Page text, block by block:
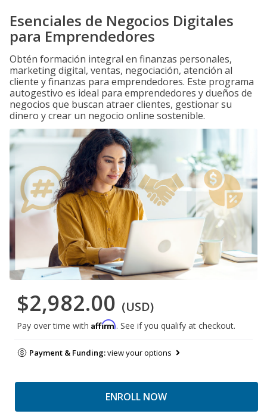
Esenciales de Negocios Digitales
para Emprendedores
Obtén formación integral en finanzas personales,
marketing digital, ventas, negociación, atención al
cliente y finanzas para emprendedores. Este programa
autogestivo es ideal para emprendedores y dueños de
negocios que buscan atraer clientes, gestionar su
dinero y crear un negocio online sostenible.
$2,982.00 (USD)
Pay over time with Affirm. See if you qualify at checkout.
Payment & Funding:view your options
ENROLL NOW